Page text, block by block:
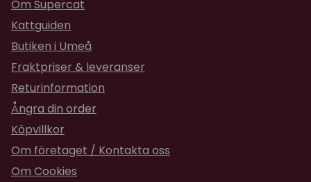
Väskans mått:
Medium:43 x 27(h) x 28(b) cm (maxvikt djur 7 kg,
väskans vikt ca 1 kg)
Om Supercat
Kattguiden
Butiken i Umeå
Fraktpriser & leveranser
Returinformation
Ångra din order
Köpvillkor
Om företaget / Kontakta oss
Om Cookies